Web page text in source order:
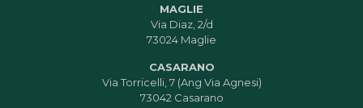
MAGLIE
Via Diaz, 2/d
73024 Maglie
CASARANO
Via Torricelli, 7 (Ang Via Agnesi)
73042 Casarano